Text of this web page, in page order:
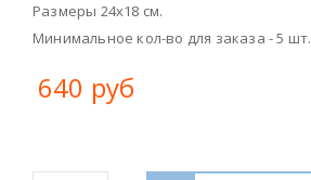
Размеры 24х18 см.
Минимальное кол-во для заказа - 5 шт.
640 руб